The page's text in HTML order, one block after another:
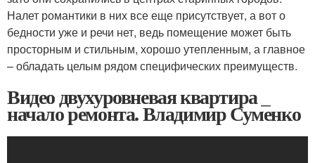
Налет романтики в них все еще присутствует, а вот о
бедности уже и речи нет, ведь помещение может быть
просторным и стильным, хорошо утепленным, а главное
– обладать целым рядом специфических преимуществ.
Видео двухуровневая квартира _
начало ремонта. Владимир Суменко